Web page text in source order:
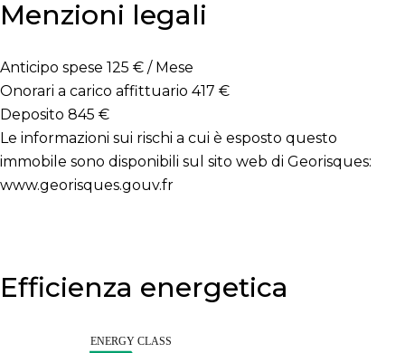
Menzioni legali
Anticipo spese 125 € / Mese
Onorari a carico affittuario 417 €
Deposito 845 €
Le informazioni sui rischi a cui è esposto questo
immobile sono disponibili sul sito web di Georisques:
www.georisques.gouv.fr
Efficienza energetica